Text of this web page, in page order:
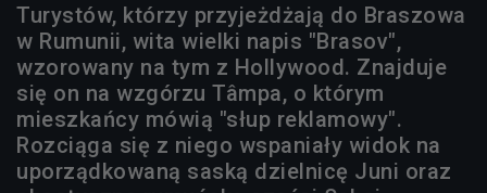
Turystów, którzy przyjeżdżają do Braszowa
w Rumunii, wita wielki napis "Brasov",
wzorowany na tym z Hollywood. Znajduje
się on na wzgórzu Tâmpa, o którym
mieszkańcy mówią "słup reklamowy".
Rozciąga się z niego wspaniały widok na
uporządkowaną saską dzielnicę Juni oraz